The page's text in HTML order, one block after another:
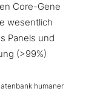
Core-Gene
wesentlich
Panels und
(>99%)
humaner